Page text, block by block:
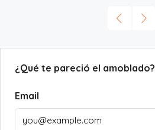
¿Qué te pareció el amoblado?
Email